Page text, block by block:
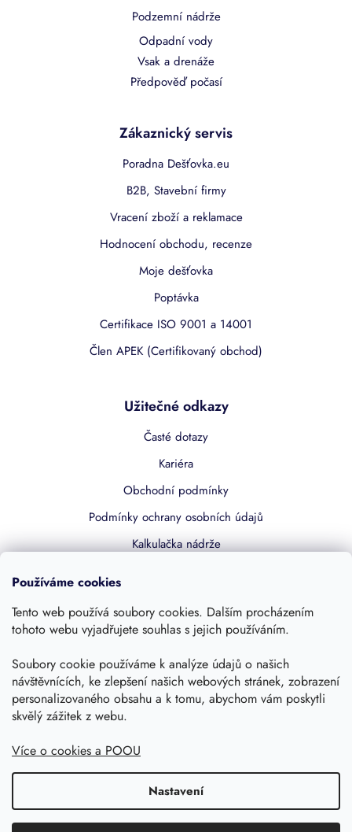
Používáme cookies
Tento web používá soubory cookies. Dalším procházením
tohoto webu vyjadřujete souhlas s jejich používáním.
Soubory cookie používáme k analýze údajů o našich
návštěvnících, ke zlepšení našich webových stránek, zobrazení
personalizovaného obsahu a k tomu, abychom vám poskytli
skvělý zážitek z webu.
Více o cookies a POOU
Nastavení
Podzemní nádrže
Odpadní vody
Vsak a drenáže
Předpověď počasí
Zákaznický servis
Poradna Dešťovka.eu
B2B, Stavební firmy
Vracení zboží a reklamace
Hodnocení obchodu, recenze
Moje dešťovka
Poptávka
Certifikace ISO 9001 a 14001
Člen APEK (Certifikovaný obchod)
Užitečné odkazy
Časté dotazy
Kariéra
Obchodní podmínky
Podmínky ochrany osobních údajů
Kalkulačka nádrže
Kontakty
Sledujte nás
Copyright 2026, Dešťovka.eu Shoptet